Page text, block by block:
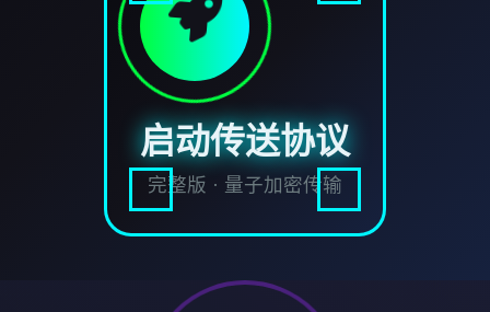
启动传送协议
完整版 · 量子加密传输